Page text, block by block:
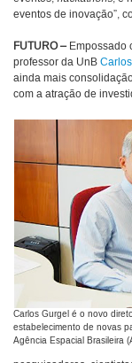
eventos de inovação”,
FUTURO –Empossado
professor da UnB
ainda mais
com a atração de
Carlos Gurgel é o novo
estabelecimento de novas
Agência Espacial Brasileira